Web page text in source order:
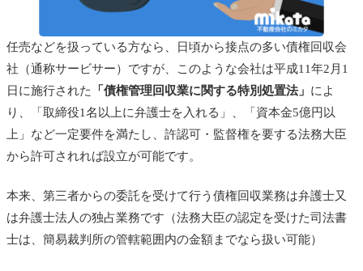
任売などを扱っている方なら、日頃から接点の多い債権回収会
社（通称サービサー）ですが、このような会社は平成11年2月1
日に施行された
「債権管理回収業に関する特別処置法」 によ
り、「取締役1名以上に弁護士を入れる」、「資本金5億円以
上」など一定要件を満たし、許認可・監督権を要する法務大臣
から許可されれば設立が可能です。
本来、第三者からの委託を受けて行う債権回収業務は弁護士又
は弁護士法人の独占業務です（法務大臣の認定を受けた司法書
士は、簡易裁判所の管轄範囲内の金額までなら扱い可能）